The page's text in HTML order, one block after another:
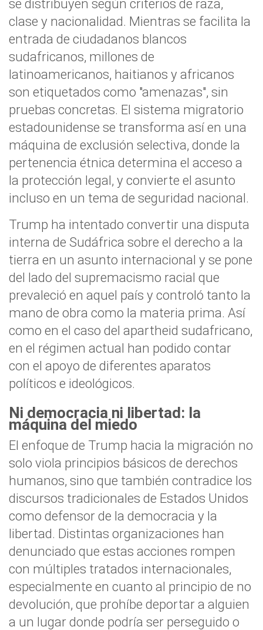
se distribuyen según criterios de raza,
clase y nacionalidad. Mientras se facilita la
entrada de ciudadanos blancos
sudafricanos, millones de
latinoamericanos, haitianos y africanos
son etiquetados como "amenazas", sin
pruebas concretas. El sistema migratorio
estadounidense se transforma así en una
máquina de exclusión selectiva, donde la
pertenencia étnica determina el acceso a
la protección legal, y convierte el asunto
incluso en un tema de seguridad nacional.
Trump ha intentado convertir una disputa
interna de Sudáfrica sobre el derecho a la
tierra en un asunto internacional y se pone
del lado del supremacismo racial que
prevaleció en aquel país y controló tanto la
mano de obra como la materia prima. Así
como en el caso del apartheid sudafricano,
en el régimen actual han podido contar
con el apoyo de diferentes aparatos
políticos e ideológicos.
Ni democracia ni libertad: la
máquina del miedo
El enfoque de Trump hacia la migración no
solo viola principios básicos de derechos
humanos, sino que también contradice los
discursos tradicionales de Estados Unidos
como defensor de la democracia y la
libertad. Distintas organizaciones han
denunciado que estas acciones rompen
con múltiples tratados internacionales,
especialmente en cuanto al principio de no
devolución, que prohíbe deportar a alguien
a un lugar donde podría ser perseguido o